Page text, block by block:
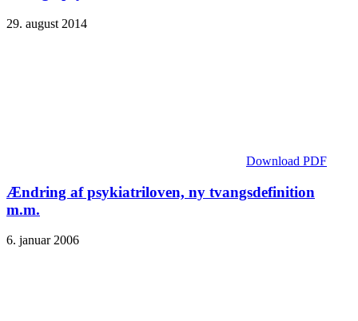
29. august 2014
Download PDF
Ændring af psykiatriloven, ny tvangsdefinition
m.m.
6. januar 2006